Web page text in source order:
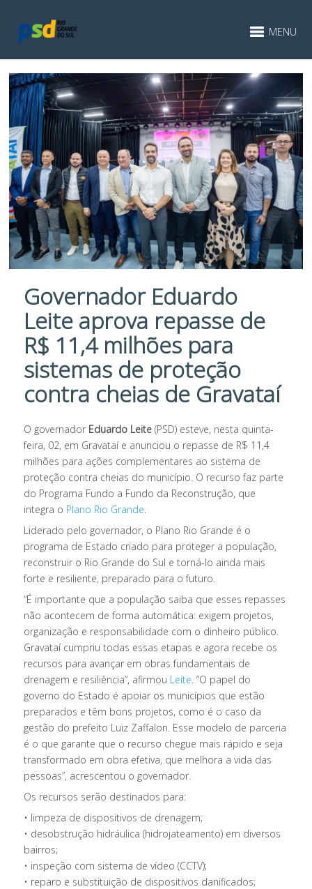
MENU
Governador Eduardo
Leite aprova repasse de
R$ 11,4 milhões para
sistemas de proteção
contra cheias de Gravataí
O governador Eduardo Leite (PSD) esteve, nesta quinta-
feira, 02, em Gravataí e anunciou o repasse de R$ 11,4
milhões para ações complementares ao sistema de
proteção contra cheias do município. O recurso faz parte
do Programa Fundo a Fundo da Reconstrução, que
integra o Plano Rio Grande
Liderado pelo governador, o Plano Rio Grande é o
programa de Estado criado para proteger a população,
reconstruir o Rio Grande do Sul e torná-lo ainda mais
forte e resiliente, preparado para o futuro.
“É importante que a população saiba que esses repasses
não acontecem de forma automática: exigem projetos,
organização e responsabilidade com o dinheiro público.
Gravataí cumpriu todas essas etapas e agora recebe os
recursos para avançar em obras fundamentais de
drenagem e resiliência”, afirmou Leite . “O papel do
governo do Estado é apoiar os municípios que estão
preparados e têm bons projetos, como é o caso da
gestão do prefeito Luiz Zaffalon. Esse modelo de parceria
é o que garante que o recurso chegue mais rápido e seja
transformado em obra efetiva, que melhora a vida das
pessoas”, acrescentou o governador.
Os recursos serão destinados para:
• limpeza de dispositivos de drenagem;
• desobstrução hidráulica (hidrojateamento) em diversos
bairros;
• inspeção com sistema de vídeo (CCTV);
• reparo e substituição de dispositivos danificados;